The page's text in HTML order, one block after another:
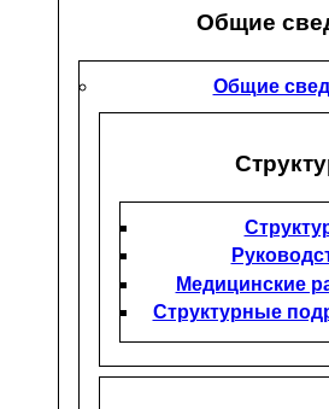
Общие
Общие
Медицинские
Структурные